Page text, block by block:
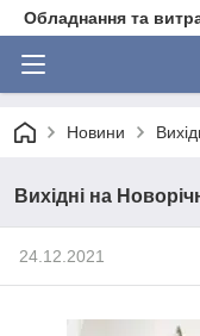
Обладнання та
Новини
Вихідні на
24.12.2021